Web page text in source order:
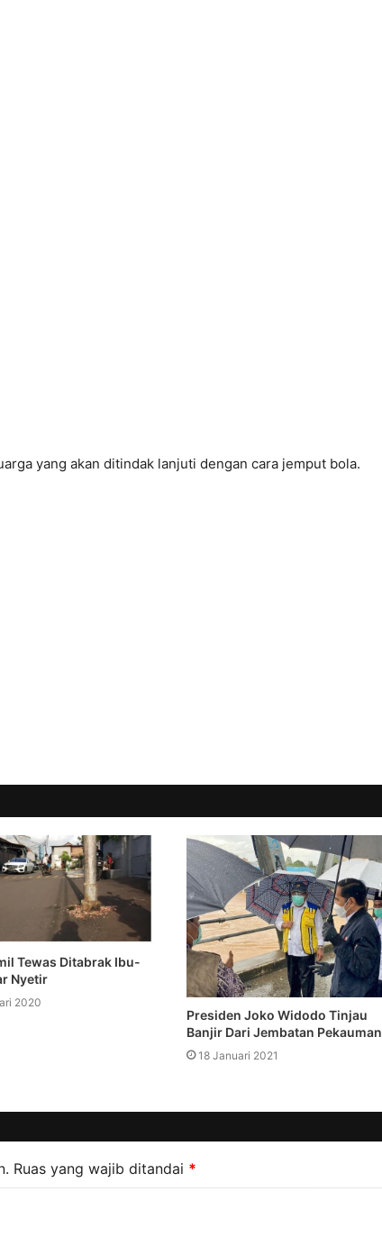
yang akan ditindak lanjuti dengan cara jemput bola.
Tewas Ditabrak Ibu-
Nyetir
2020
Presiden Joko Widodo Tinjau
Banjir Dari Jembatan Pekauman
18 Januari 2021
Ruas yang wajib ditandai *